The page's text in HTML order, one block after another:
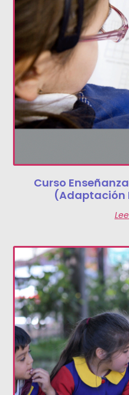
Curso
(Adaptación